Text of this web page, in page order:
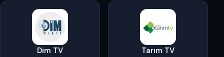
Dim TV Tarım TV